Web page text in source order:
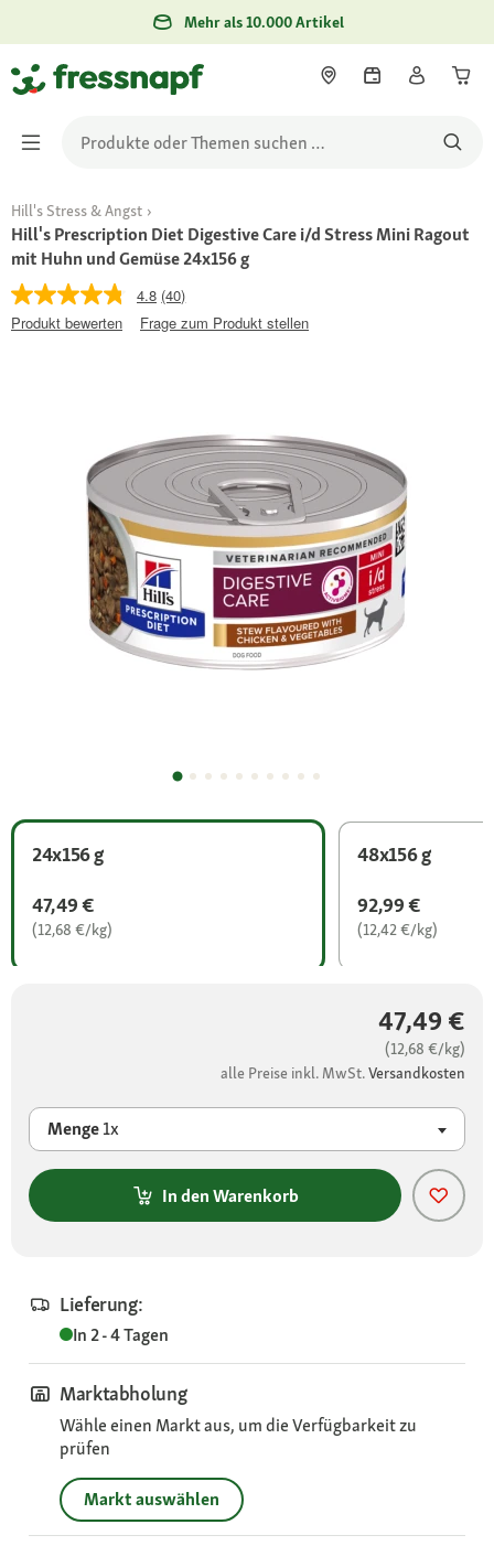
Mehr als 10.000 Artikel
Hill's Stress & Angst
Hill's Prescription Diet Digestive Care i/d Stress Mini Ragout
mit Huhn und Gemüse 24x156 g
4.8 (40)
Produkt bewerten
Frage zum Produkt stellen
24x156 g
47,49 €
(12,68 €/kg)
48x156 g
92,99 €
(12,42 €/kg)
47,49 €
(12,68 €/kg)
alle Preise inkl. MwSt.Versandkosten
Menge1x
In den Warenkorb
Lieferung:
In 2 - 4 Tagen
Marktabholung
Wähle einen Markt aus, um die Verfügbarkeit zu
prüfen
Markt auswählen